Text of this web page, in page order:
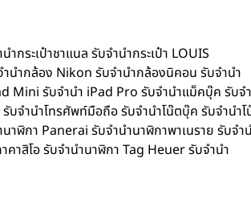
กระเป๋าชาแนล รับจำนำกระเป๋า LOUIS
นำกล้อง Nikon รับจำนำกล้องนิคอน รับจำนำ
Mini รับจำนำ iPad Pro รับจำนำแม็คบุ๊ค รับจำ
จำนำโทรศัพท์มือถือ รับจำนำโน๊ตบุ๊ค รับจำนำโ
ฬิกา Panerai รับจำนำนาฬิกาพาเนราย รับจำ
าสิโอ รับจำนำนาฬิกา Tag Heuer รับจำนำ